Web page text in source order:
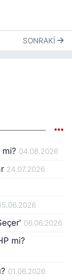
SONRAKI
mi? 04.08.2026
24.07.2026
06.06.2026
mi?
01.06.2026